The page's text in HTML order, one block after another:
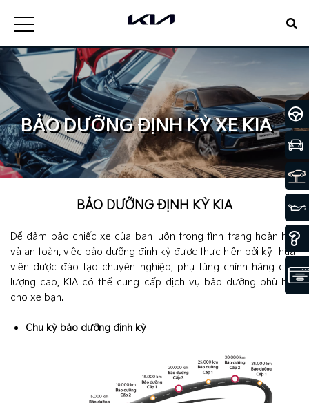
BẢO DƯỠNG ĐỊNH KỲ XE KIA
BẢO DƯỠNG ĐỊNH KỲ KIA
Để đảm bảo chiếc xe của bạn luôn trong tình trạng hoàn hảo
và an toàn, việc bảo dưỡng định kỳ được thực hiện bởi kỹ thuật
viên được đào tạo chuyên nghiệp, phụ tùng chính hãng chất
lượng cao, KIA có thể cung cấp dịch vụ bảo dưỡng phù hợp
cho xe bạn.
Chu kỳ bảo dưỡng định kỳ